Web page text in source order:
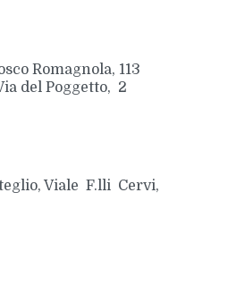
Romagnola, 113
del Poggetto, 2
Viale F.lli Cervi,